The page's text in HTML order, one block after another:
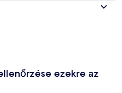
a
ezekre az